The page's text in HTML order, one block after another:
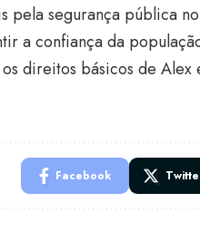
pela segurança pública
a confiança da
direitos básicos de Alex
Facebook